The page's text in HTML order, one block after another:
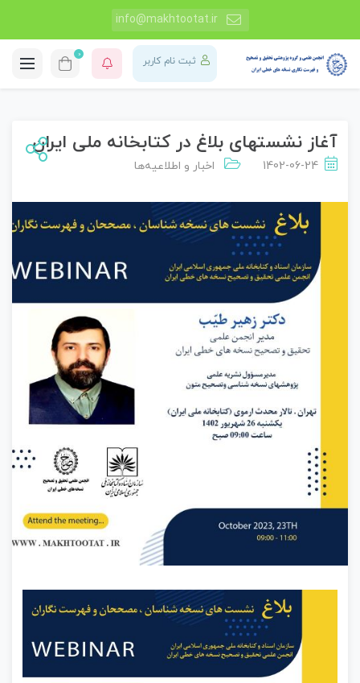
info@makhtootat.ir
ثبت نام کاربر
0
آغاز نشستهای بلاغ در کتابخانه ملی ایران
1402-06-24 اخبار و اطلاعیه‌ها